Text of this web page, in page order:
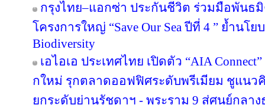
กรุงไทย–แอกซ่า ประกันชีวิต ร่วมมือพันธ
โครงการใหญ่ “Save Our Sea ปีที่ 4 ” ย้ำนโ
Biodiversity
เอไอเอ ประเทศไทย เปิดตัว “AIA
กใหม่ รุกตลาดออฟฟิศระดับพรีเมียม ชูแนวคิด
ยกระดับย่านรัชดาฯ - พระราม 9 สู่ศูนย์กลา